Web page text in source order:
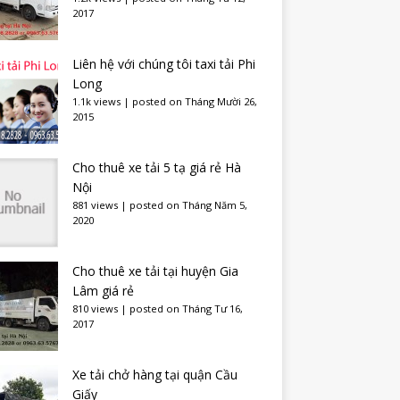
2017
Liên hệ với chúng tôi taxi tải Phi
Long
1.1k views| posted on Tháng Mười 26,
2015
Cho thuê xe tải 5 tạ giá rẻ Hà
Nội
881 views| posted on Tháng Năm 5,
2020
Cho thuê xe tải tại huyện Gia
Lâm giá rẻ
810 views| posted on Tháng Tư 16,
2017
Xe tải chở hàng tại quận Cầu
Giấy